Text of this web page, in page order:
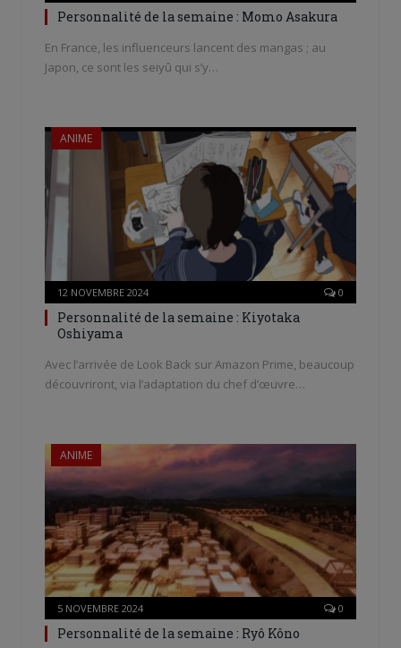
Personnalité de la semaine : Momo Asakura
En France, les influenceurs lancent des mangas ; au
Japon, ce sont les seiyû qui s’y…
ANIME
12 NOVEMBRE 2024 0
Personnalité de la semaine : Kiyotaka
Oshiyama
Avec l’arrivée de Look Back sur Amazon Prime, beaucoup
découvriront, via l’adaptation du chef d’œuvre…
ANIME
5 NOVEMBRE 2024 0
Personnalité de la semaine : Ryô Kôno